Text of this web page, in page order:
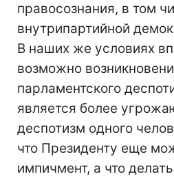
правосознания, в том
внутрипартийной
В наших же условиях
возможно
парламентского
является более
деспотизм одного
что Президенту еще
импичмент, а что